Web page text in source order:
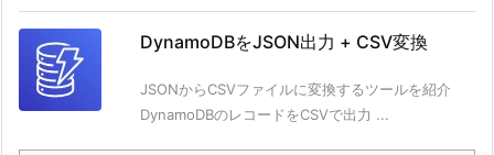
DynamoDBをJSON出力 + CSV変換
JSONからCSVファイルに変換するツールを紹介
DynamoDBのレコードをCSVで出力 ...